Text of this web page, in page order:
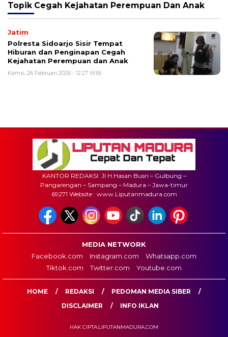
Topik Cegah Kejahatan Perempuan Dan Anak
Jatim
Polresta Sidoarjo Sisir Tempat
Hiburan dan Penginapan Cegah
Kejahatan Perempuan dan Anak
Kamis, 26 Februari 2026 - 12:27 WIB
KANTOR REDAKSI: Jl H.Hasan Busri – Gulbung –
Pangarengan – Sampang – Madura – Jawa-timur
69271 Website : www.Liputanmadura.com
MEDIA NETWORK
Facebook.com
Instagram.com
Whatsapp.com
Tiktok.com
Twitter.com Youtube.com
HOME REDAKSI
PEDOMAN MEDIA SIBER
DISCLAIMER
INFO IKLAN
HAK CIPTA:LIPUTANMADURA.COM